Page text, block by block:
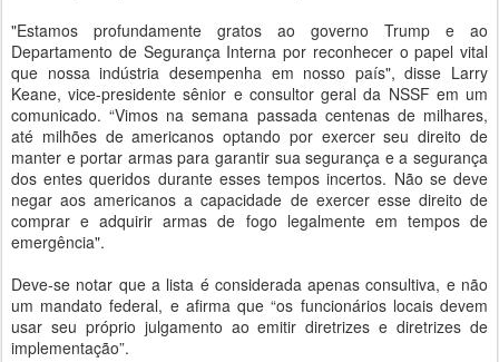
"Estamos profundamente gratos ao governo Trump e ao
Departamento de Segurança Interna por reconhecer o papel vital
que nossa indústria desempenha em nosso país", disse Larry
Keane, vice-presidente sênior e consultor geral da NSSF em um
comunicado. “Vimos na semana passada centenas de milhares,
até milhões de americanos optando por exercer seu direito de
manter e portar armas para garantir sua segurança e a segurança
dos entes queridos durante esses tempos incertos. Não se deve
negar aos americanos a capacidade de exercer esse direito de
comprar e adquirir armas de fogo legalmente em tempos de
emergência".
Deve-se notar que a lista é considerada apenas consultiva, e não
um mandato federal, e afirma que “os funcionários locais devem
usar seu próprio julgamento ao emitir diretrizes e diretrizes de
implementação”.